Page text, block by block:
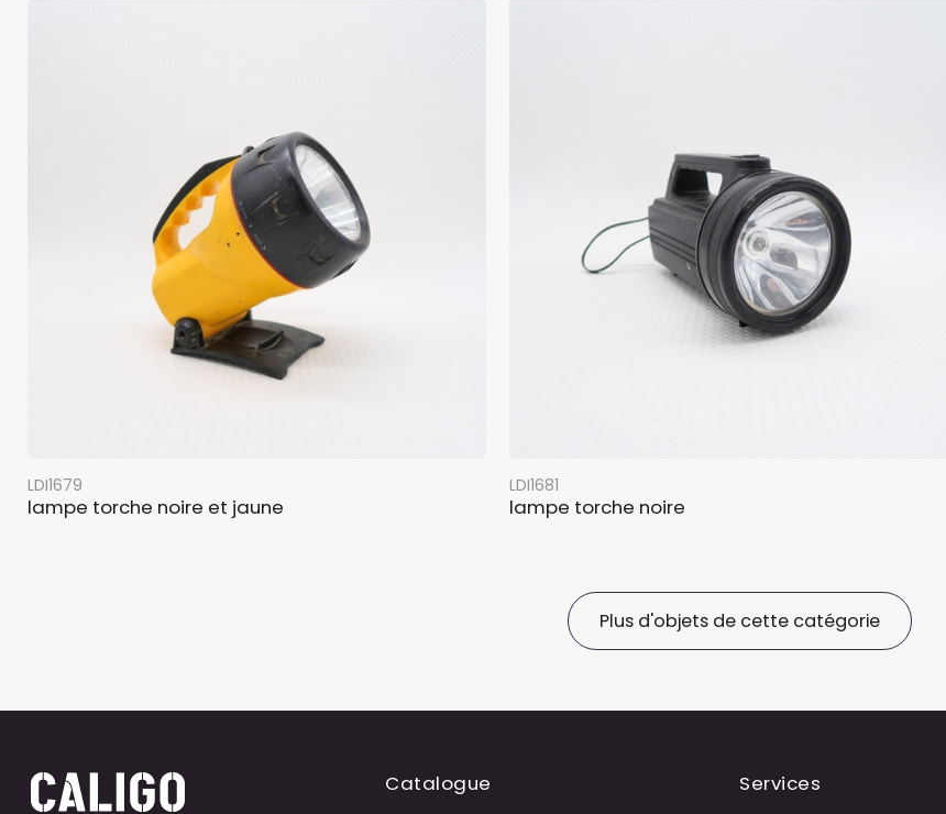
LDI1679
lampe torche noire et jaune
LDI1681
lampe torche noire
Plus d'objets de cette catégorie
Catalogue Services